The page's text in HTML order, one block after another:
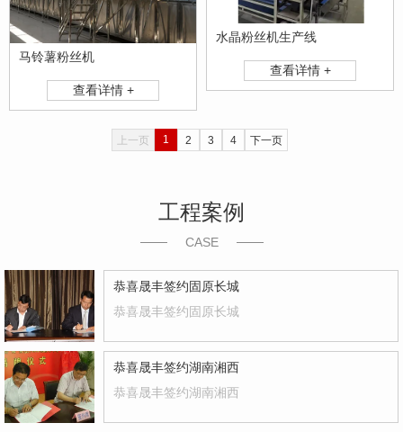
水晶粉丝机生产线
查看详情 +
马铃薯粉丝机
查看详情 +
上一页 1 2 3 4 下一页
工程案例
CASE
恭喜晟丰签约固原长城
恭喜晟丰签约固原长城
恭喜晟丰签约湖南湘西
恭喜晟丰签约湖南湘西